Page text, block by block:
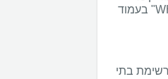
בעמוד של רופאים בתחום קנאביס רפואי לכאב כרוני. פנייה באמצעות WHATSAPP על ידי כפתור "שליחת WHATSAPP" בעמוד
בתי